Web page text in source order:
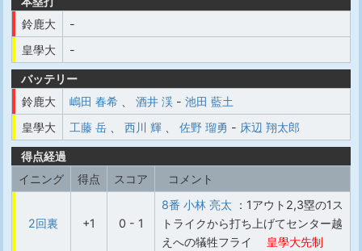
鈴鹿大
-
皇學大
-
バッテリー
鈴鹿大
嶋田 春希 酒井 渓 - 池田 藍土
皇學大
工藤 岳 西川 輝 佐野 瑠勇 - 床辺 翔太郎
得点経過
イニング
得点 スコア コメント
2回裏 +1 0 - 1
8番 小林 亮太 ：1アウト2,3塁の1ス
トライクから打ち上げてセンター越
えへの犠牲フライ
皇學大先制